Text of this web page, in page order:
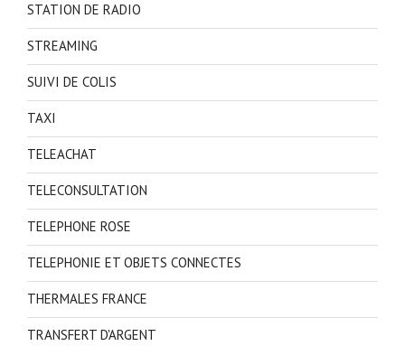
STATION DE RADIO
STREAMING
SUIVI DE COLIS
TAXI
TELEACHAT
TELECONSULTATION
TELEPHONE ROSE
TELEPHONIE ET OBJETS CONNECTES
THERMALES FRANCE
TRANSFERT D'ARGENT